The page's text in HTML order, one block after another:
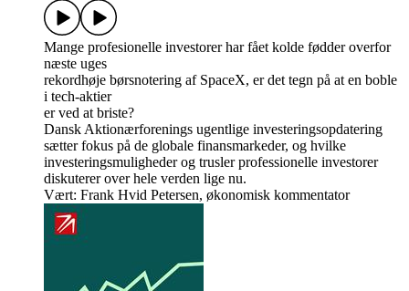
Mange profesionelle investorer har fået kolde fødder overfor
næste uges
rekordhøje børsnotering af SpaceX, er det tegn på at en boble
i tech-aktier
er ved at briste?
Dansk Aktionærforenings ugentlige investeringsopdatering
sætter fokus på de globale finansmarkeder, og hvilke
investeringsmuligheder og trusler professionelle investorer
diskuterer over hele verden lige nu.
Vært: Frank Hvid Petersen, økonomisk kommentator